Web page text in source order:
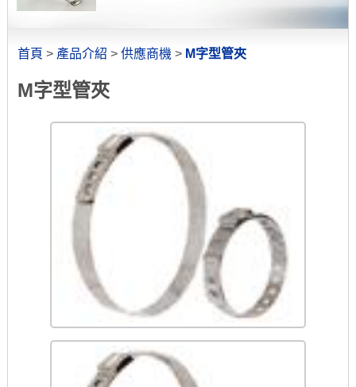
首頁 > 產品介紹 > 供應商機 > M字型管夾
M字型管夾